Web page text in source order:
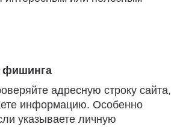
фишинга
адресную строку сайта,
информацию. Особенно
указываете личную